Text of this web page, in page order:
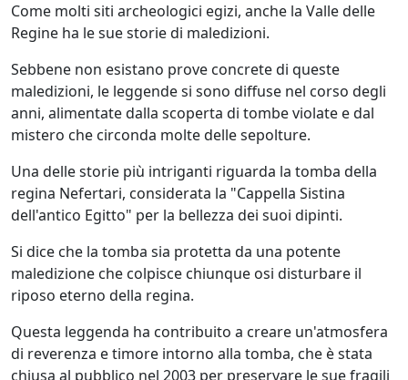
Come molti siti archeologici egizi, anche la Valle delle
Regine ha le sue storie di maledizioni.
Sebbene non esistano prove concrete di queste
maledizioni, le leggende si sono diffuse nel corso degli
anni, alimentate dalla scoperta di tombe violate e dal
mistero che circonda molte delle sepolture.
Una delle storie più intriganti riguarda la tomba della
regina Nefertari, considerata la "Cappella Sistina
dell'antico Egitto" per la bellezza dei suoi dipinti.
Si dice che la tomba sia protetta da una potente
maledizione che colpisce chiunque osi disturbare il
riposo eterno della regina.
Questa leggenda ha contribuito a creare un'atmosfera
di reverenza e timore intorno alla tomba, che è stata
chiusa al pubblico nel 2003 per preservare le sue fragili